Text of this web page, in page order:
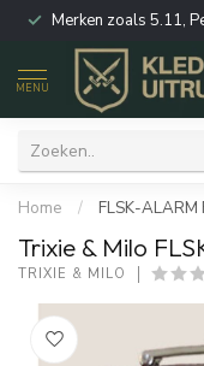
Merken zoals 5.11,
MENU
Home / FLSK-ALARM
Trixie & Milo
TRIXIE & MILO